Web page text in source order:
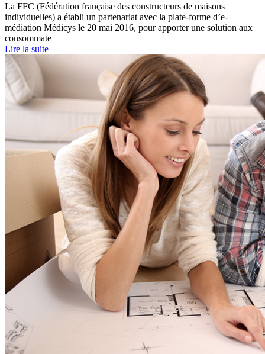
La FFC (Fédération française des constructeurs de maisons
individuelles) a établi un partenariat avec la plate-forme d’e-
médiation Médicys le 20 mai 2016, pour apporter une solution aux
consommate
Lire la suite